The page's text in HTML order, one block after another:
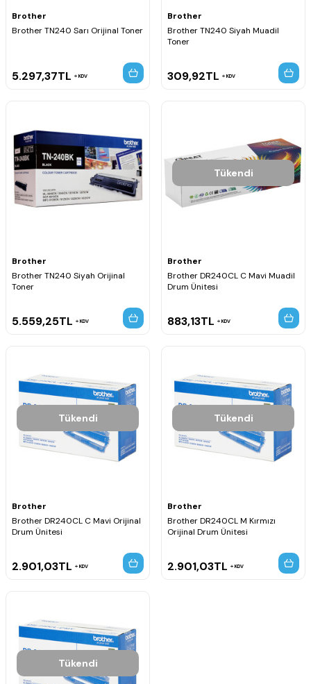
Brother
Brother TN240 Sarı Orijinal Toner
5.297,37TL KDV
Brother
Brother TN240 Siyah Muadil
Toner
309,92TL KDV
Brother
Brother TN240 Siyah Orijinal
Toner
5.559,25TL KDV
Tükendi
Brother
Brother DR240CL C Mavi Muadil
Drum Ünitesi
883,13TL KDV
Tükendi
Brother
Brother DR240CL C Mavi Orijinal
Drum Ünitesi
2.901,03TL KDV
Tükendi
Brother
Brother DR240CL M Kırmızı
Orijinal Drum Ünitesi
2.901,03TL KDV
Tükendi